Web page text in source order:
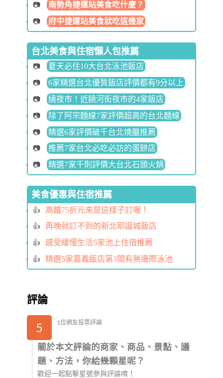
南勢角捷運站美食吃什麼？
府中捷運站美食就吃這幾家
台北美食與住宿懶人包推薦
夏天必住10大台北泳池飯店
6家精選台北優質飯店評價都有9分以上
繞夜市！近饒河街夜市的4家飯店
除了阿宗麵線7家評價超高的台北麵線
精選6家評價破千台北燒臘推薦
推薦7家台北必吃必訪的蛋餅店
精選7家千則評價大台北石頭火鍋
美食優惠與住宿推薦
高鐵75折元來是這樣子訂喔！
再晚就訂不到的新北耶誕城飯店
感受緩慢生活5家池上住宿推薦
精選5家嘉義飯店第3間有無邊際泳池
評論
5 1位網友投票評論
關於本文評論的商家、商品、景點、議
題、方法，你給幾顆星呢？
歡迎一起點擊星號參與評論唷！